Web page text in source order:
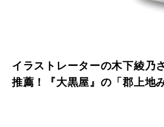
イラストレーターの木下綾乃
推薦！『大黒屋』の「郡上地